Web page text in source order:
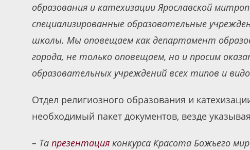
образования и катехизации Ярославской
специализированные образовательные
школы. Мы оповещаем как департамент
города, не только оповещаем, но и просим
образовательных учреждений всех типов и
Отдел религиозного образования и
необходимый пакет документов, везде
– Та презентация конкурса Красота Божьего